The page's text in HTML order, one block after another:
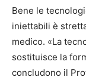
Bene le
iniettabili è
medico. «La
sostituisce la
concludono il